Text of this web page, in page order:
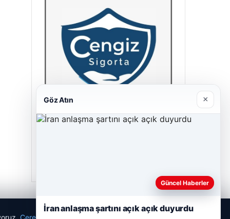
Çerez Politikamız
Göz Atın ×
Güncel Haberler
İran anlaşma şartını açık açık duyurdu